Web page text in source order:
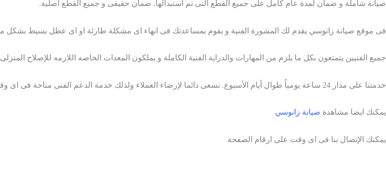
صيانة شاملة و ضمان لمدة عام كامل على جميع القطع التى تم استبدالها. ضمان حقيقى و جميع القطع اصلية.
فى موقع صيانة زانوسي يقدم لك المشورة الفنية و يقوم بمساعدتك فى انهاء اى مشكلة طارئة او اى عطل بسيط بشكل
جميع الفنيين يتمتعون بكل ما يلزم من المهارات والدراية الفنية الكاملة و يملكون المعدات الخاصه اللازمه للإصلاح
خدمتنا على مدار 24 ساعة يومياُ طوال أيام الأسبوع. نسعى دائما لإرضاء العملاء ولذلك خدمة الدعم الفنى متاحة فى اى وقت وفى اى مكان.
يمكنك ايضا مشاهدة صيانة زانوسي
يمكنك الإتصال بنا فى اى وقت على ارقام الصفحة